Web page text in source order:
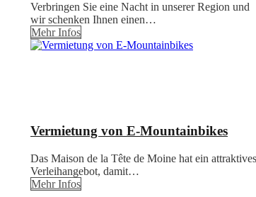
Verbringen Sie eine Nacht in unserer Region und
wir schenken Ihnen einen…
Mehr Infos
Vermietung von E-Mountainbikes
Das Maison de la Tête de Moine hat ein attraktives
Verleihangebot, damit…
Mehr Infos